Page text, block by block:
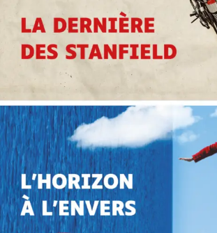
Offre découverte Marc Levy
Marc Levy
25 €